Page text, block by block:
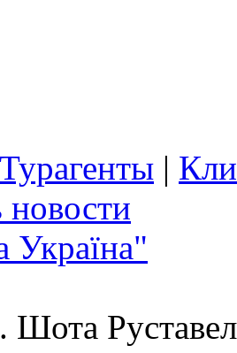
Турагенты |
новости
Україна"
Шота